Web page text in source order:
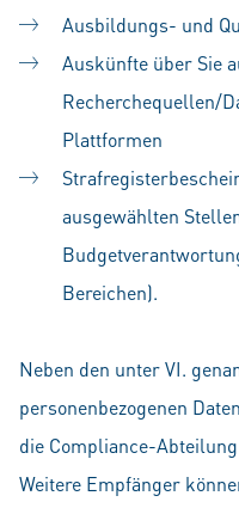
Ausbildungs- und
Auskünfte über Sie
Recherchequellen/
Plattformen
ausgewählten
Bereichen).
Neben den unter VI.
personenbezogenen
die Compliance-
Weitere Empfänger